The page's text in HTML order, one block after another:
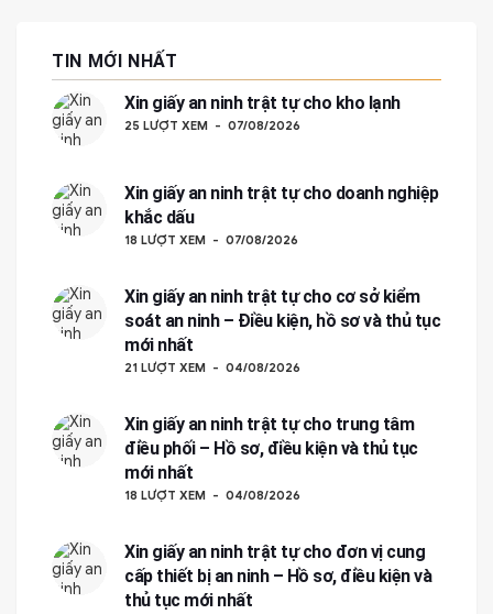
TIN MỚI NHẤT
Xin giấy an ninh trật tự cho kho lạnh
25 LƯỢT XEM 07/08/2026
Xin giấy an ninh trật tự cho doanh nghiệp
khắc dấu
18 LƯỢT XEM 07/08/2026
Xin giấy an ninh trật tự cho cơ sở kiểm
soát an ninh – Điều kiện, hồ sơ và thủ tục
mới nhất
21 LƯỢT XEM 04/08/2026
Xin giấy an ninh trật tự cho trung tâm
điều phối – Hồ sơ, điều kiện và thủ tục
mới nhất
18 LƯỢT XEM 04/08/2026
Xin giấy an ninh trật tự cho đơn vị cung
cấp thiết bị an ninh – Hồ sơ, điều kiện và
thủ tục mới nhất